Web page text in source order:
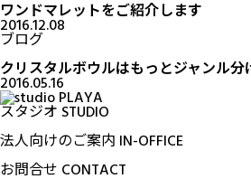
ワンドマレットをご紹介します
2016.12.08
ブログ
クリスタルボウルはもっとジャンル分
2016.05.16
スタジオ STUDIO
法人向けのご案内 IN-OFFICE
お問合せ CONTACT